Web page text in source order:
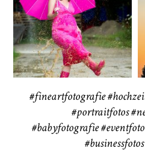
Babybauch
37
#fineartfotografie
#portraitfotos
#babyfotografie
#businessfotos